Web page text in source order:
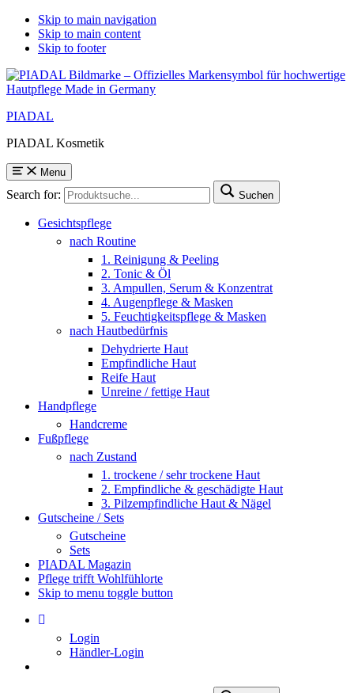
Skip to main navigation
Skip to main content
Skip to footer
PIADAL
PIADAL Kosmetik
Menu
Search for: Suchen
Gesichtspflege
nach Routine
1. Reinigung & Peeling
2. Tonic & Öl
3. Ampullen, Serum & Konzentrat
4. Augenpflege & Masken
5. Feuchtigkeitspflege & Masken
nach Hautbedürfnis
Dehydrierte Haut
Empfindliche Haut
Reife Haut
Unreine / fettige Haut
Handpflege
Handcreme
Fußpflege
nach Zustand
1. trockene / sehr trockene Haut
2. Empfindliche & geschädigte Haut
3. Pilzempfindliche Haut & Nägel
Gutscheine / Sets
Gutscheine
Sets
PIADAL Magazin
Pflege trifft Wohlfühlorte
Skip to menu toggle button
Login
Händler-Login